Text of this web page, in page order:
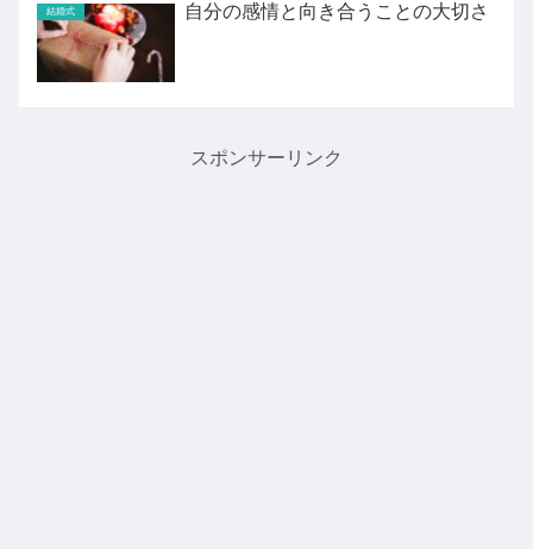
結婚式 自分の感情と向き合うことの大切さ
スポンサーリンク